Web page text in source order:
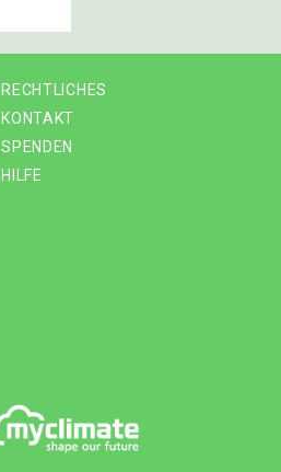
RECHTLICHES
KONTAKT
SPENDEN
HILFE